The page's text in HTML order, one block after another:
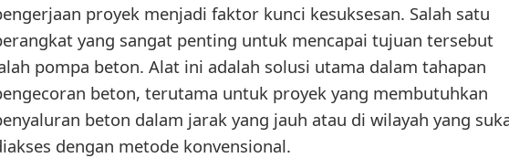
proyek menjadi faktor kunci kesuksesan. Salah satu
yang sangat penting untuk mencapai tujuan tersebut
pompa beton. Alat ini adalah solusi utama dalam tahapan
beton, terutama untuk proyek yang membutuhkan
beton dalam jarak yang jauh atau di wilayah yang
dengan metode konvensional.